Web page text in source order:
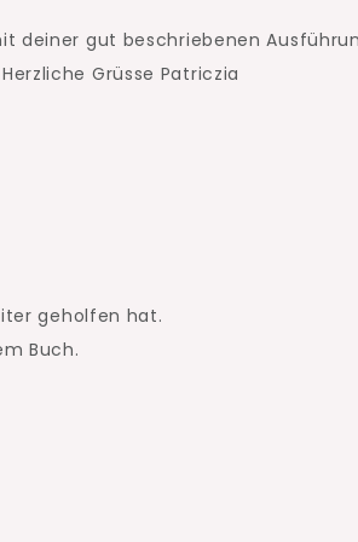
deiner gut beschriebenen
Grüsse Patriczia
geholfen hat.
Buch.